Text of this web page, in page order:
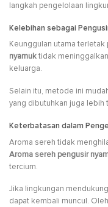
langkah pengelolaan
Kelebihan sebagai
Keunggulan utama terletak
nyamuktidak
keluarga.
Selain itu, metode ini
yang dibutuhkan juga lebih
Keterbatasan dalam
Aroma sereh tidak
Aroma sereh pengusir
tercium.
Jika lingkungan
dapat kembali muncul.